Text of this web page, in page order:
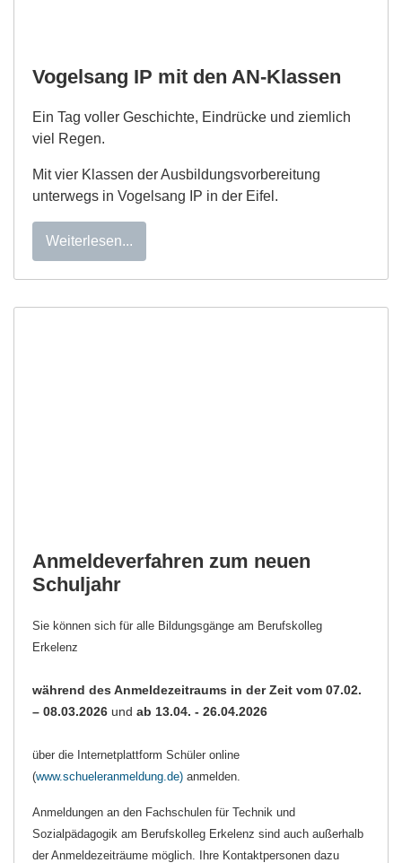
Vogelsang IP mit den AN-Klassen
Ein Tag voller Geschichte, Eindrücke und ziemlich
viel Regen.
Mit vier Klassen der Ausbildungsvorbereitung
unterwegs in Vogelsang IP in der Eifel.
Weiterlesen...
Anmeldeverfahren zum neuen
Schuljahr
Sie können sich für alle Bildungsgänge am Berufskolleg
Erkelenz
während des Anmeldezeitraums in der Zeit vom 07.02.
– 08.03.2026 und ab 13.04. - 26.04.2026
über die Internetplattform Schüler online
(www.schueleranmeldung.de) anmelden.
Anmeldungen an den Fachschulen für Technik und
Sozialpädagogik am Berufskolleg Erkelenz sind auch außerhalb
der Anmeldezeiträume möglich. Ihre Kontaktpersonen dazu